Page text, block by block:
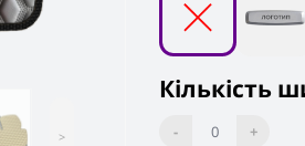
>
Кількість
- 0 +